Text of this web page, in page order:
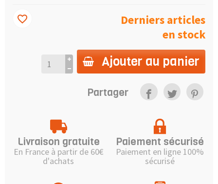
Derniers articles
en stock
Ajouter au panier
favorite_border
Partager
Livraison gratuite
En France à partir de 60€
d'achats
Paiement sécurisé
Paiement en ligne 100%
sécurisé